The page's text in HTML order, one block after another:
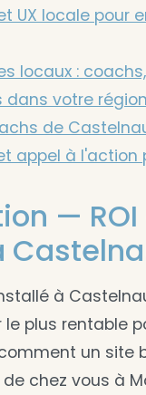
UX locale pour
locaux :
dans votre
de
appel à l'action
—
à
le plus rentable
un site
chez vous à